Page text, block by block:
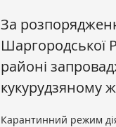
За
Шаргородської
районі
кукурудзяному
Карантинний режим